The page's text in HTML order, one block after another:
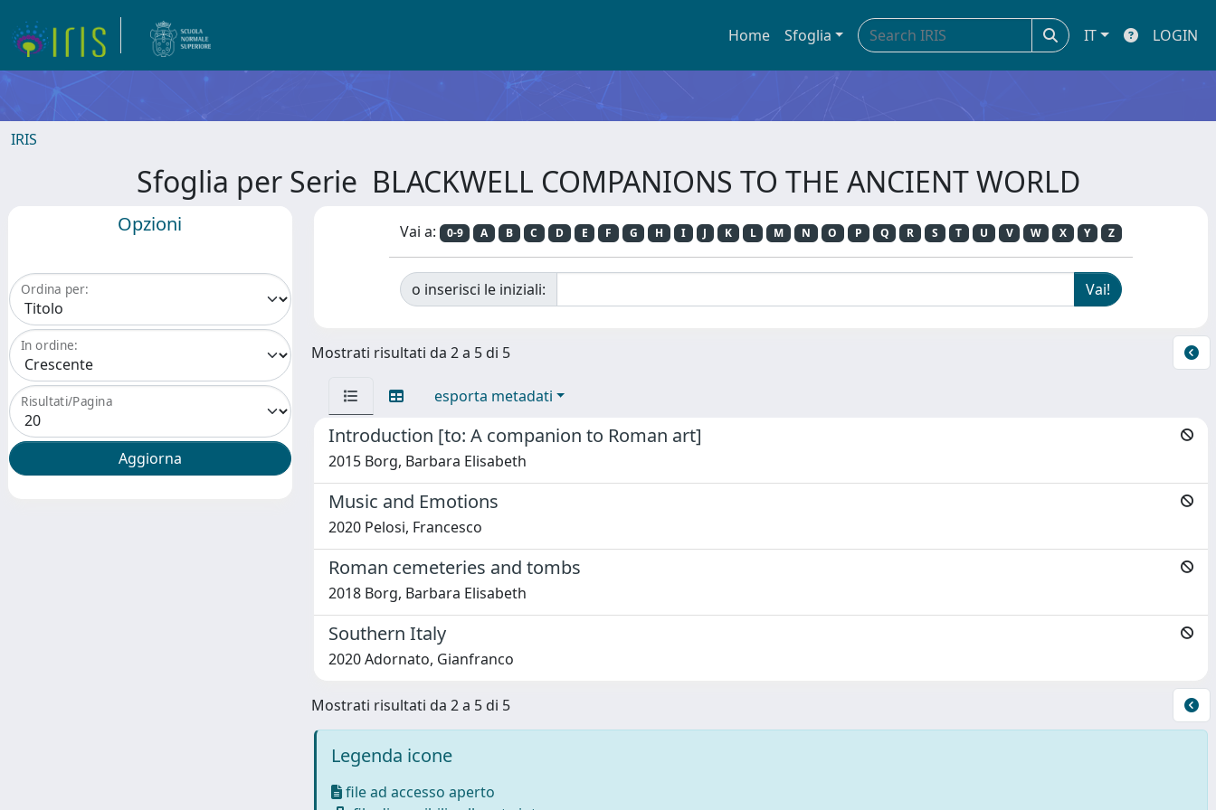
Home Sfoglia IT LOGIN
IRIS
Sfoglia per Serie BLACKWELL COMPANIONS TO THE ANCIENT WORLD
Opzioni
Ordina per:
In ordine:
Risultati/Pagina
Vai a: 0-9 A B C D E F G H I J K L M N O P Q R S T U V W X Y Z
o inserisci le iniziali:
Mostrati risultati da 2 a 5 di 5
esporta metadati
Introduction [to: A companion to Roman art]
2015 Borg, Barbara Elisabeth
Music and Emotions
2020 Pelosi, Francesco
Roman cemeteries and tombs
2018 Borg, Barbara Elisabeth
Southern Italy
2020 Adornato, Gianfranco
Mostrati risultati da 2 a 5 di 5
Legenda icone
file ad accesso aperto